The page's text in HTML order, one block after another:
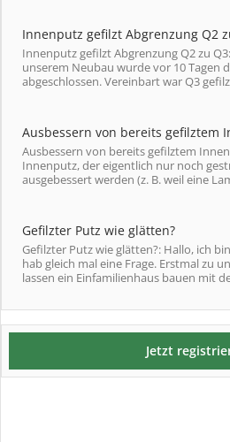
Innenputz gefilzt Abgrenzung Q2
Innenputz gefilzt Abgrenzung Q2 zu
unserem Neubau wurde vor 10 Tagen
abgeschlossen. Vereinbart war Q3
Ausbessern von bereits gefilztem
Ausbessern von bereits gefilztem
Innenputz, der eigentlich nur noch
ausgebessert werden (z. B. weil eine
Gefilzter Putz wie glätten?
Gefilzter Putz wie glätten?: Hallo, ich
hab gleich mal eine Frage. Erstmal zu
lassen ein Einfamilienhaus bauen mit
Jetzt